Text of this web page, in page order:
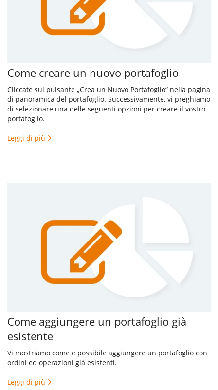
Come creare un nuovo portafoglio
Cliccate sul pulsante „Crea un Nuovo Portafoglio“ nella pagina
di panoramica del portafoglio. Successivamente, vi preghiamo
di selezionare una delle seguenti opzioni per creare il vostro
portafoglio.
Leggi di più
Come aggiungere un portafoglio già
esistente
Vi mostriamo come è possibile aggiungere un portafoglio con
ordini ed operazioni già esistenti.
Leggi di più